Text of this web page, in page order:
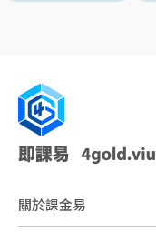
關於課金易